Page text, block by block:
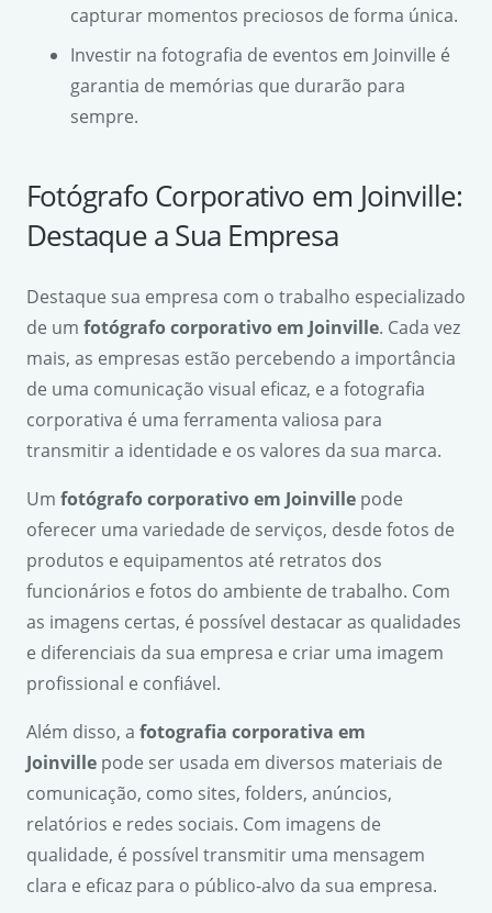
capturar momentos preciosos de forma única.
Investir na fotografia de eventos em Joinville é
garantia de memórias que durarão para
sempre.
Fotógrafo Corporativo em Joinville:
Destaque a Sua Empresa
Destaque sua empresa com o trabalho especializado
de um fotógrafo corporativo em Joinville. Cada vez
mais, as empresas estão percebendo a importância
de uma comunicação visual eficaz, e a fotografia
corporativa é uma ferramenta valiosa para
transmitir a identidade e os valores da sua marca.
Um fotógrafo corporativo em Joinville pode
oferecer uma variedade de serviços, desde fotos de
produtos e equipamentos até retratos dos
funcionários e fotos do ambiente de trabalho. Com
as imagens certas, é possível destacar as qualidades
e diferenciais da sua empresa e criar uma imagem
profissional e confiável.
Além disso, a fotografia corporativa em
Joinville pode ser usada em diversos materiais de
comunicação, como sites, folders, anúncios,
relatórios e redes sociais. Com imagens de
qualidade, é possível transmitir uma mensagem
clara e eficaz para o público-alvo da sua empresa.